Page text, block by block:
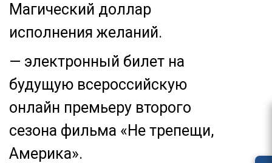
Магический доллар
исполнения желаний.
— электронный билет на
будущую всероссийскую
онлайн премьеру второго
сезона фильма «Не трепещи,
Америка».